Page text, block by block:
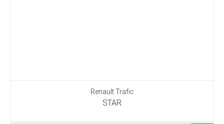
Renault Trafic
STAR